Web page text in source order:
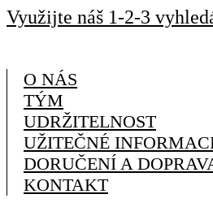
Využijte náš 1-2-3
O NÁS
TÝM
UDRŽITELNOST
UŽITEČNÉ
DORUČENÍ A
KONTAKT